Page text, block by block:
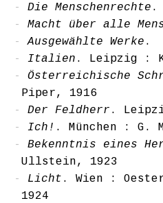
Die Menschenrechte .
Macht über alle
Ausgewählte Werke .
Italien . Leipzig :
Österreichische
Piper, 1916
Der Feldherr .
Ich! . München : G.
Bekenntnis eines
Ullstein, 1923
Licht . Wien :
1924